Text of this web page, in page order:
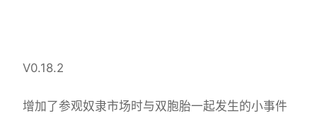
V0.18.2
增加了参观奴隶市场时与双胞胎一起发生的小事件